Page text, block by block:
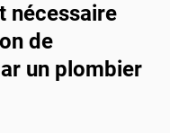
nécessaire
de
un plombier